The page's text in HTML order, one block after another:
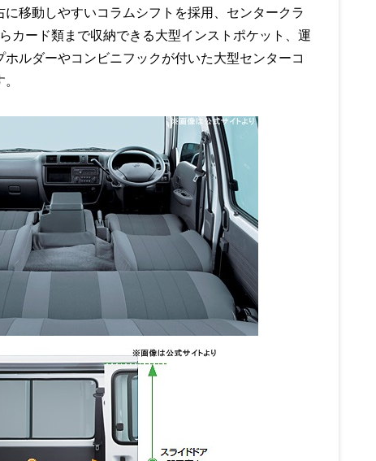
移動しやすいコラムシフトを採用、センタークラ
カード類まで収納できる大型インストポケット、運
ルダーやコンビニフックが付いた大型センターコ